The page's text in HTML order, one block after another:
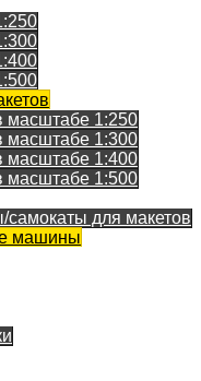
масштабе 1:250
масштабе 1:300
масштабе 1:400
масштабе 1:500
для макетов
машины